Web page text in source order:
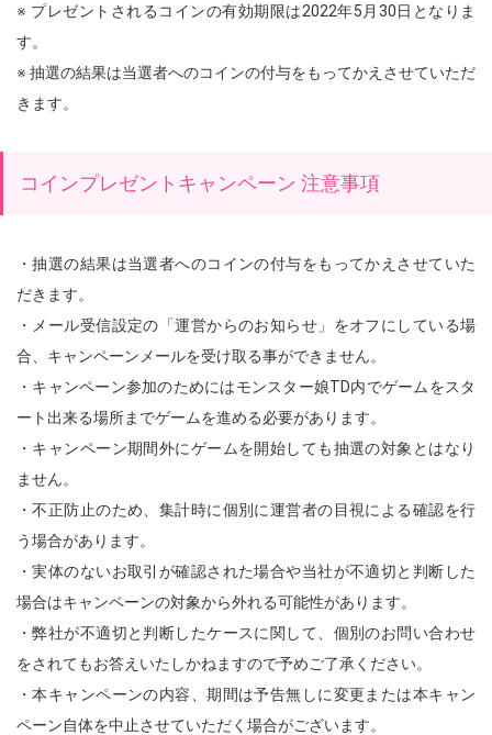
※ プレゼントされるコインの有効期限は2022年5月30日となりま
す。
※ 抽選の結果は当選者へのコインの付与をもってかえさせていただ
きます。
コインプレゼントキャンペーン 注意事項
・抽選の結果は当選者へのコインの付与をもってかえさせていた
だきます。
・メール受信設定の「運営からのお知らせ」をオフにしている場
合、キャンペーンメールを受け取る事ができません。
・キャンペーン参加のためにはモンスター娘TD内でゲームをスタ
ート出来る場所までゲームを進める必要があります。
・キャンペーン期間外にゲームを開始しても抽選の対象とはなり
ません。
・不正防止のため、集計時に個別に運営者の目視による確認を行
う場合があります。
・実体のないお取引が確認された場合や当社が不適切と判断した
場合はキャンペーンの対象から外れる可能性があります。
・弊社が不適切と判断したケースに関して、個別のお問い合わせ
をされてもお答えいたしかねますので予めご了承ください。
・本キャンペーンの内容、期間は予告無しに変更または本キャン
ペーン自体を中止させていただく場合がございます。